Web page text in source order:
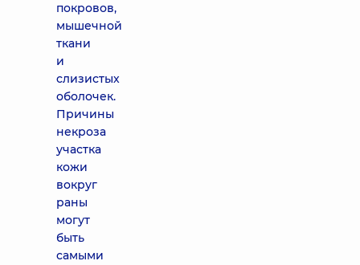
покровов,
мышечной
ткани
и
слизистых
оболочек.
Причины
некроза
участка
кожи
вокруг
раны
могут
быть
самыми